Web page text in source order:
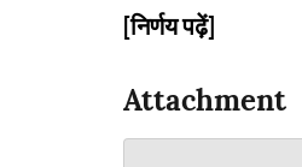
[निर्णय पढ़ें]
Attachment